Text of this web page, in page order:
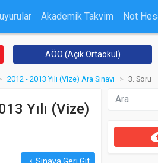
Akademik Takvim Not
AÖO (Açık Ortaokul)
2012 - 2013 Yılı (Vize) Ara Sınavı 3. Soru
Yılı (Vize)